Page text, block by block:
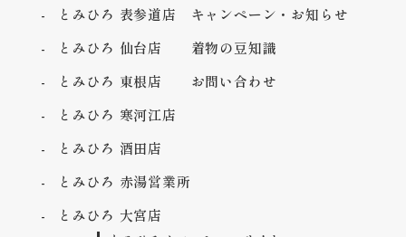
とみひろ 表参道店
とみひろ 仙台店
とみひろ 東根店
とみひろ 寒河江店
とみひろ 酒田店
とみひろ 赤湯営業所
とみひろ 大宮店
キャンペーン・お知らせ
着物の豆知識
お問い合わせ